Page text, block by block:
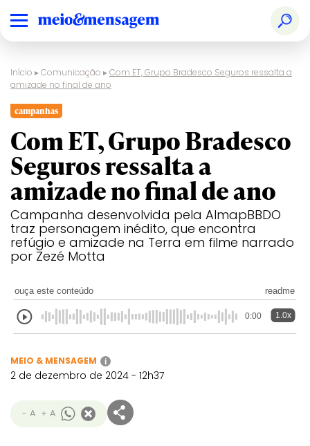
Início ▸Comunicação ▸Com ET, Grupo Bradesco Seguros ressalta a
amizade no final de ano
campanhas
Com ET, Grupo Bradesco
Seguros ressalta a
amizade no final de ano
Campanha desenvolvida pela AlmapBBDO
traz personagem inédito, que encontra
refúgio e amizade na Terra em filme narrado
por Zezé Motta
ouça este conteúdo readme
0:00 1.0x
MEIO & MENSAGEM i
2 de dezembro de 2024 - 12h37
- A + A